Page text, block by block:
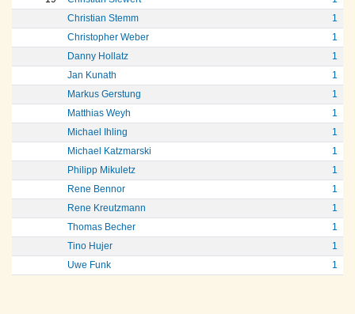
Christian Stemm
1
Christopher Weber
1
Danny Hollatz
1
Jan Kunath
1
Markus Gerstung
1
Matthias Weyh
1
Michael Ihling
1
Michael Katzmarski
1
Philipp Mikuletz
1
Rene Bennor
1
Rene Kreutzmann
1
Thomas Becher
1
Tino Hujer
1
Uwe Funk
1